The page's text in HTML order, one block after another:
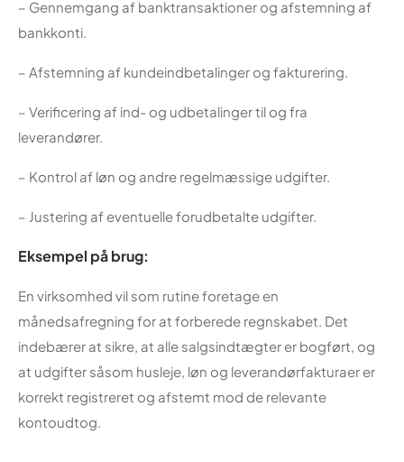
– Gennemgang af banktransaktioner og afstemning af
bankkonti.
– Afstemning af kundeindbetalinger og fakturering.
– Verificering af ind- og udbetalinger til og fra
leverandører.
– Kontrol af løn og andre regelmæssige udgifter.
– Justering af eventuelle forudbetalte udgifter.
Eksempel på brug:
En virksomhed vil som rutine foretage en
månedsafregning for at forberede regnskabet. Det
indebærer at sikre, at alle salgsindtægter er bogført, og
at udgifter såsom husleje, løn og leverandørfakturaer er
korrekt registreret og afstemt mod de relevante
kontoudtog.